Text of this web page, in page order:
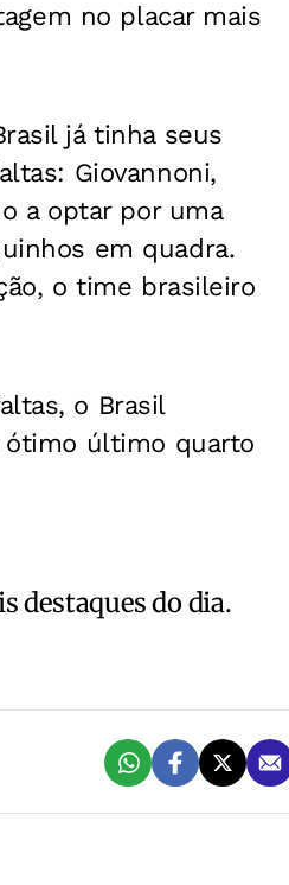
no placar mais
já tinha seus
Giovannoni,
a optar por uma
em quadra.
o time brasileiro
o Brasil
ótimo último quarto
destaques do dia.